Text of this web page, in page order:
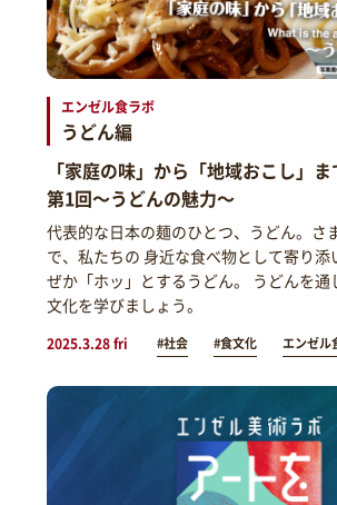
エンゼル食ラボ
うどん編
「家庭の味」から「地域おこし」ま
第1回～うどんの魅力～
代表的な日本の麺のひとつ、うどん。さ
で、私たちの 身近な食べ物として寄り添
ぜか「ホッ」とするうどん。 うどんを通
文化を学びましょう。
2025.3.28 fri #社会 #食文化 エンゼル